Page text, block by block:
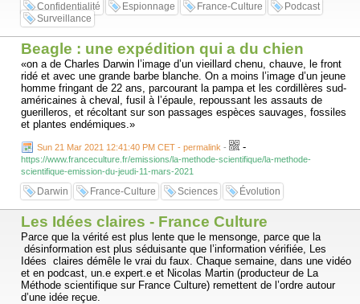
Confidentialité Espionnage France-Culture
Podcast
Surveillance
Beagle : une expédition qui a du chien
«on a de Charles Darwin l’image d’un vieillard chenu, chauve, le front
ridé et avec une grande barbe blanche. On a moins l’image d’un jeune
homme fringant de 22 ans, parcourant la pampa et les cordillères sud-
américaines à cheval, fusil à l’épaule, repoussant les assauts de
guerilleros, et récoltant sur son passages espèces sauvages, fossiles
et plantes endémiques.»
Sun 21 Mar 2021 12:41:40 PM CET - permalink - -
https://www.franceculture.fr/emissions/la-methode-scientifique/la-methode-
scientifique-emission-du-jeudi-11-mars-2021
Darwin France-Culture Sciences Évolution
Les Idées claires - France Culture
Parce que la vérité est plus lente que le mensonge, parce que la
désinformation est plus séduisante que l’information vérifiée, Les
Idées claires démêle le vrai du faux. Chaque semaine, dans une vidéo
et en podcast, un.e expert.e et Nicolas Martin (producteur de La
Méthode scientifique sur France Culture) remettent de l’ordre autour
d’une idée reçue.